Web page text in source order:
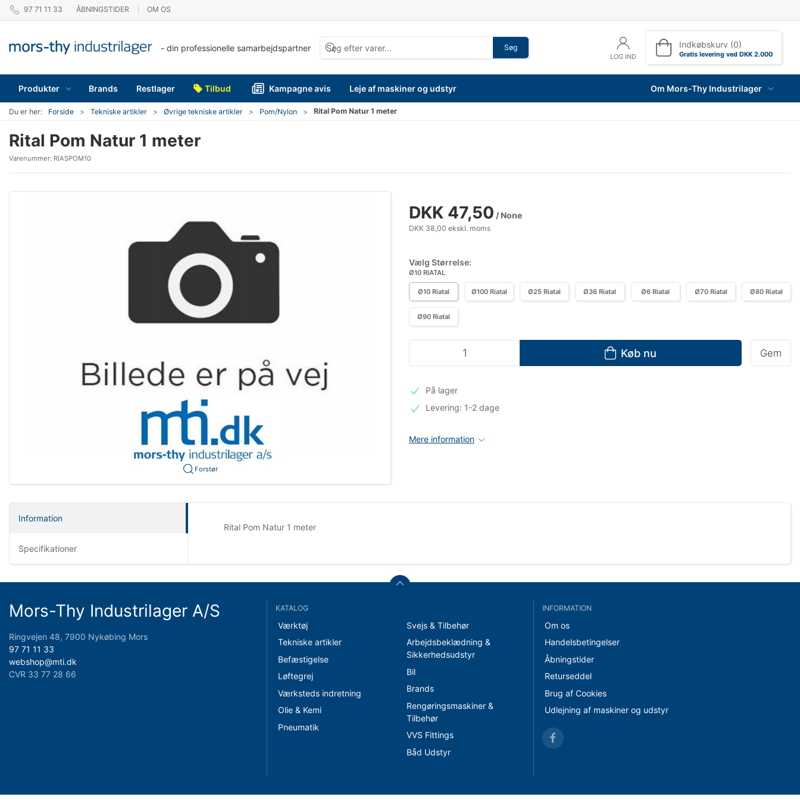
97 71 11 33 ÅBNINGSTIDER OM OS
- din professionelle samarbejdspartner Søg
LOG IND
Indkøbskurv (0)
Gratis levering ved DKK 2.000
Produkter Brands Restlager Tilbud Kampagne avis Leje af maskiner og udstyr Om Mors-Thy Industrilager
Du er her: Forside Tekniske artikler Øvrige tekniske artikler Pom/Nylon Rital Pom Natur 1 meter
Rital Pom Natur 1 meter
Varenummer: RIASPOM10
Forstør
DKK 47,50 / None
DKK 38,00 ekskl. moms
Vælg Størrelse:
Ø10 RIATAL
Ø10 Riatal Ø100 Riatal Ø25 Riatal Ø36 Riatal Ø6 Riatal Ø70 Riatal Ø80 Riatal
Ø90 Riatal
Køb nu Gem
På lager
Levering: 1-2 dage
Mere information
Information
Specifikationer
Rital Pom Natur 1 meter
Mors-Thy Industrilager A/S
Ringvejen 48, 7900 Nykøbing Mors
97 71 11 33
webshop@mti.dk
CVR 33 77 28 66
KATALOG
Værktøj
Tekniske artikler
Befæstigelse
Løftegrej
Værksteds indretning
Olie & Kemi
Pneumatik
Svejs & Tilbehør
Arbejdsbeklædning &
Sikkerhedsudstyr
Bil
Brands
Rengøringsmaskiner &
Tilbehør
VVS Fittings
Båd Udstyr
INFORMATION
Om os
Handelsbetingelser
Åbningstider
Returseddel
Brug af Cookies
Udlejning af maskiner og udstyr